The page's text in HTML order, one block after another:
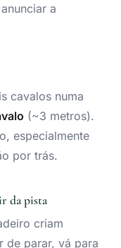
a
cavalos numa
(~3 metros).
especialmente
por trás.
da pista
criam
de parar, vá para